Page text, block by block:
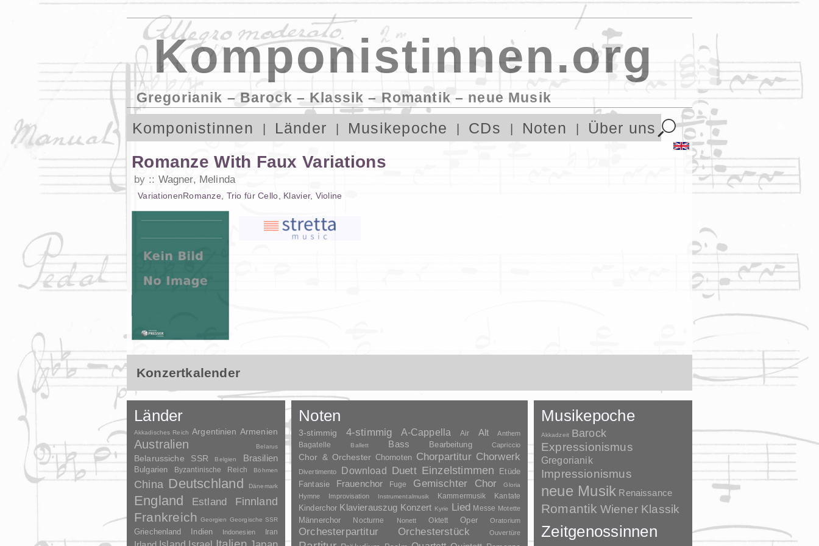
Komponistinnen.org
Gregorianik – Barock – Klassik – Romantik – neue Musik
Komponistinnen Länder Musikepoche CDs Noten Über uns
Romanze With Faux Variations
by Wagner, Melinda
VariationenRomanze Trio fürCello Klavier, Violine
Konzertkalender
Länder
Akkadisches Reich Argentinien Armenien
Australien Belarus
Belarussiche SSR Belgien Brasilien
Bulgarien Byzantinische Reich Böhmen
China Deutschland Dänemark
England Estland Finnland
Frankreich Georgien Georgische SSR
Griechenland Indien Indonesien Iran
Noten
3-stimmig 4-stimmig A-Cappella Air Alt Anthem
Bagatelle Ballett Bass Bearbeitung Capriccio
Chor & Orchester Chornoten Chorpartitur Chorwerk
Divertimento Download Duett Einzelstimmen Etüde
Fantasie Frauenchor Fuge Gemischter Chor Gloria
Hymne Improvisation Instrumentalmusik Kammermusik Kantate
Kinderchor Klavierauszug Konzert Kyrie Lied Messe Motette
Männerchor Nocturne Nonett Oktett Oper Oratorium
Orchesterpartitur Orchesterstück Ouvertüre
Musikepoche
Akkadzeit Barock
Expressionismus
Gregorianik
Impressionismus
neue Musik Renaissance
Romantik Wiener Klassik
Zeitgenossinnen